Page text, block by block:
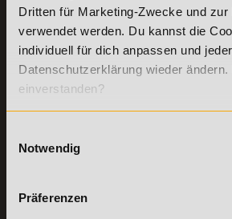
Dritten für Marketing-Zwecke und
verwendet werden. Du kannst die
individuell für dich anpassen und
Datenschutzerklärung wieder
einverstanden?
Notwendig
Präferenzen
WhatsApp:
+49 (0) 7191 9513201
Academy of Sports GmbH
Willy-Brandt-Platz 2
Fax:+49 (0) 7191 - 229 87 – 99
Freitag: 8:00 - 17:00 Uhr